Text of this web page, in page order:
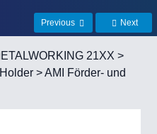
Previous Next
21XX >
> AMI Förder- und